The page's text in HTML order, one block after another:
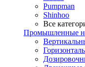
Pumpman
Shinhoo
Все
Промышленные